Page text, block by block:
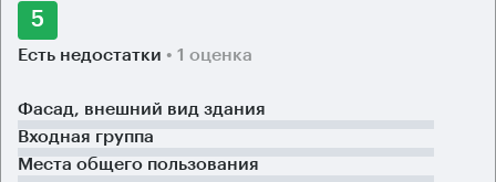
5
Есть недостатки • 1 оценка
Фасад, внешний вид здания
Входная группа
Места общего пользования